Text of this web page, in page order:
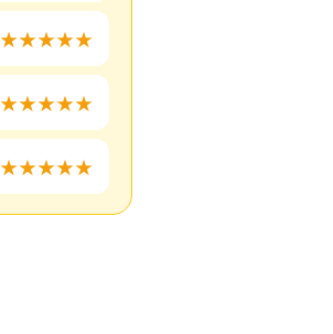
★★★★★
★★★★★
★★★★★